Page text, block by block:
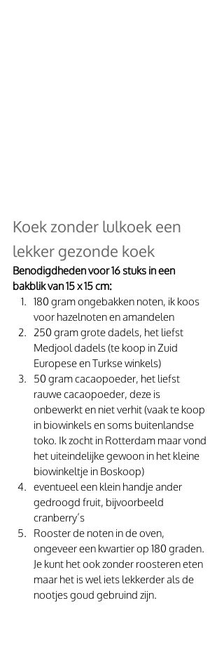
Koek zonder lulkoek een
lekker gezonde koek
Benodigdheden voor 16 stuks in een
bakblik van 15 x 15 cm:
180 gram ongebakken noten, ik koos
voor hazelnoten en amandelen
250 gram grote dadels, het liefst
Medjool dadels (te koop in Zuid
Europese en Turkse winkels)
50 gram cacaopoeder, het liefst
rauwe cacaopoeder, deze is
onbewerkt en niet verhit (vaak te koop
in biowinkels en soms buitenlandse
toko. Ik zocht in Rotterdam maar vond
het uiteindelijke gewoon in het kleine
biowinkeltje in Boskoop)
eventueel een klein handje ander
gedroogd fruit, bijvoorbeeld
cranberry’s
Rooster de noten in de oven,
ongeveer een kwartier op 180 graden.
Je kunt het ook zonder roosteren eten
maar het is wel iets lekkerder als de
nootjes goud gebruind zijn.